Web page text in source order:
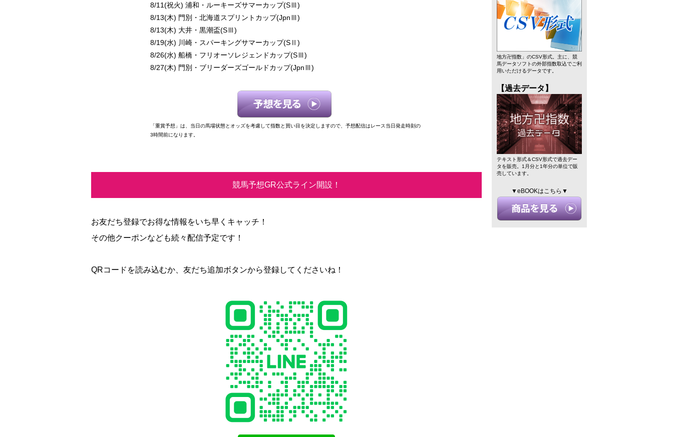
8/11(祝火) 浦和・ルーキーズサマーカップ(SⅢ)
8/13(木) 門別・北海道スプリントカップ(JpnⅢ)
8/13(木) 大井・黒潮盃(SⅢ)
8/19(水) 川崎・スパーキングサマーカップ(SⅡ)
8/26(水) 船橋・フリオーソレジェンドカップ(SⅢ)
8/27(木) 門別・ブリーダーズゴールドカップ(JpnⅢ)
「重賞予想」は、当日の馬場状態とオッズを考慮して指数と買い目を決定しますので、予想配信はレース当日発走時刻の
3時間前になります。
競馬予想GR公式ライン開設！
お友だち登録でお得な情報をいち早くキャッチ！
その他クーポンなども続々配信予定です！
QRコードを読み込むか、友だち追加ボタンから登録してくださいね！
地方卍指数」のCSV形式。主に、競
馬データソフトの外部指数取込でご利
用いただけるデータです。
【過去データ】
テキスト形式＆CSV形式で過去デー
タを販売。1月分と1年分の単位で販
売しています。
▼eBOOKはこちら▼